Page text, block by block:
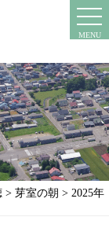
MENU
>芽室の朝 > 2025年